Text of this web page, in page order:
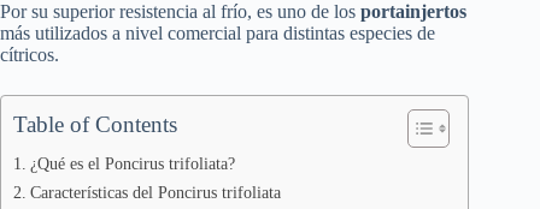
Por su superior resistencia al frío, es uno de los portainjertos
más utilizados a nivel comercial para distintas especies de
cítricos.
Table of Contents
¿Qué es el Poncirus trifoliata?
Características del Poncirus trifoliata